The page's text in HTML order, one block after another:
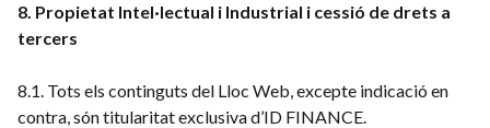
8. Propietat Intel·lectual i Industrial i cessió de drets a
tercers
8.1. Tots els continguts del Lloc Web, excepte indicació en
contra, són titularitat exclusiva d’ID FINANCE.